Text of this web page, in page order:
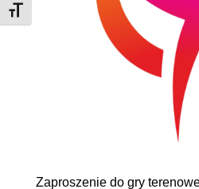
Rozmiar czcionki
Zaproszenie do gry